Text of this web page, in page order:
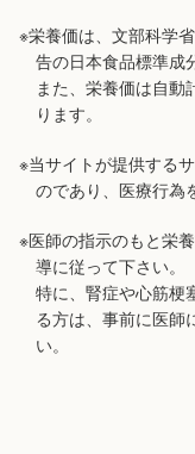
※栄養価は、文部科学
告の日本食品標準成
また、栄養価は自動
ります。
※当サイトが提供する
のであり、医療行為
※医師の指示のもと栄
導に従って下さい。
特に、腎症や心筋梗
る方は、事前に医師
い。